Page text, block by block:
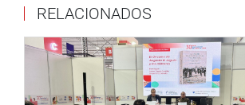
RELACIONADOS